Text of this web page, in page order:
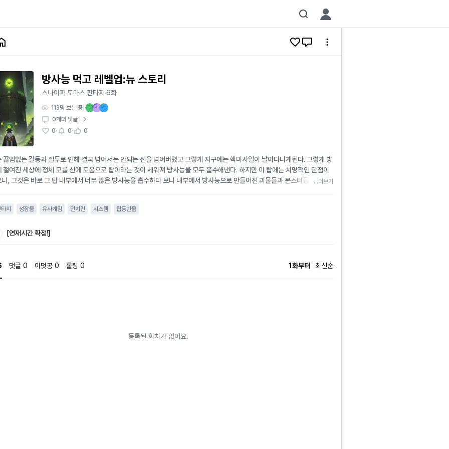
방사능 먹고 레벨업:뉴 스토리
스나이퍼 토마스·판타지 ·6화
113명 보는 중
0개의 댓글
0· 0· 0
끊임없는 갈등과 질투로 인해 결국 넘어서는 안되는 선을 넘어버렸고 그렇게 지구에는 핵미사일이 날아다니게된다. 그렇게 방
절여진 세상에 정체 모를 신에 도움으로 탑이라는 것이 세워져 방사능을 모두 흡수해낸다. 하지만 이 탑에는 치명적인 단점이
니, 그것은 바로 그 탑 내부에서 너무 많은 방사능을 흡수하다 보니 내부에서 방사능으로 만들어진 괴물들과 몬스터들을 생성
여 캐립머들을 소환해 싸울 수 있게하는 즉, 게임 시스템과 비슷한 능력을 준 것이다. 세상을 구하는 방법은 단 하나. 탑에 각 층
그와 동료들이 만들어나가는 또다른 전설의 이야기이다.
...더보기
지 성장물 유사게임 먼치킨 시스템 탑등반물
[연재시간 확정!]
댓글 0 이멋공 0 롤링 0 1화부터 최신순
등록된 회차가 없어요.